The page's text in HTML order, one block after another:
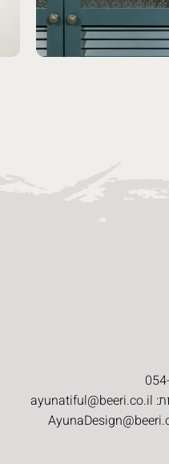
ayunatiful@beeri.co.il